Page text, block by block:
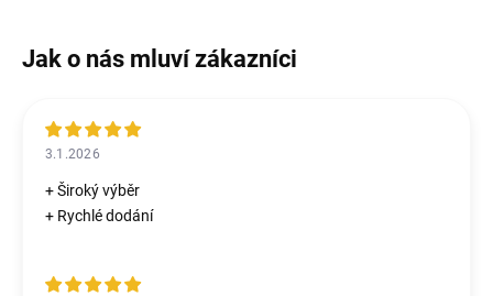
3.1.2026
+ Široký výběr
+ Rychlé dodání